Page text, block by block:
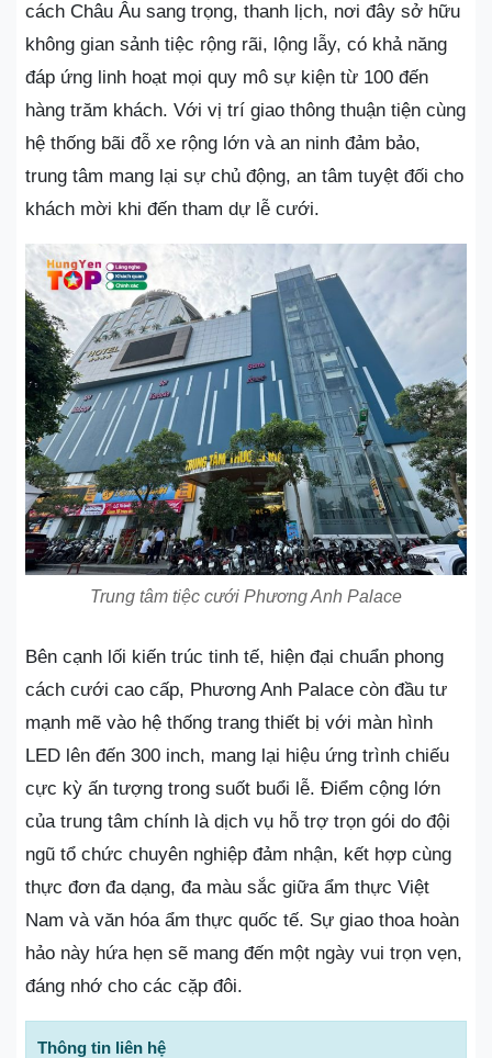
cách Châu Âu sang trọng, thanh lịch, nơi đây sở hữu
không gian sảnh tiệc rộng rãi, lộng lẫy, có khả năng
đáp ứng linh hoạt mọi quy mô sự kiện từ 100 đến
hàng trăm khách. Với vị trí giao thông thuận tiện cùng
hệ thống bãi đỗ xe rộng lớn và an ninh đảm bảo,
trung tâm mang lại sự chủ động, an tâm tuyệt đối cho
khách mời khi đến tham dự lễ cưới.
Trung tâm tiệc cưới Phương Anh Palace
Bên cạnh lối kiến trúc tinh tế, hiện đại chuẩn phong
cách cưới cao cấp, Phương Anh Palace còn đầu tư
mạnh mẽ vào hệ thống trang thiết bị với màn hình
LED lên đến 300 inch, mang lại hiệu ứng trình chiếu
cực kỳ ấn tượng trong suốt buổi lễ. Điểm cộng lớn
của trung tâm chính là dịch vụ hỗ trợ trọn gói do đội
ngũ tổ chức chuyên nghiệp đảm nhận, kết hợp cùng
thực đơn đa dạng, đa màu sắc giữa ẩm thực Việt
Nam và văn hóa ẩm thực quốc tế. Sự giao thoa hoàn
hảo này hứa hẹn sẽ mang đến một ngày vui trọn vẹn,
đáng nhớ cho các cặp đôi.
Thông tin liên hệ